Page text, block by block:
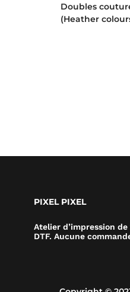
Doubles
(Heather
PIXEL PIXEL
Atelier d’impression
DTF. Aucune